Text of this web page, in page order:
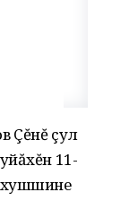
Çĕнĕ çул
11-
хушшине